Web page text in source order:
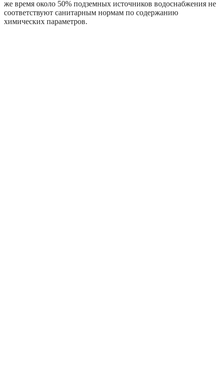
же время около 50% подземных источников водоснабжения не
соответствуют санитарным нормам по содержанию
химических параметров.